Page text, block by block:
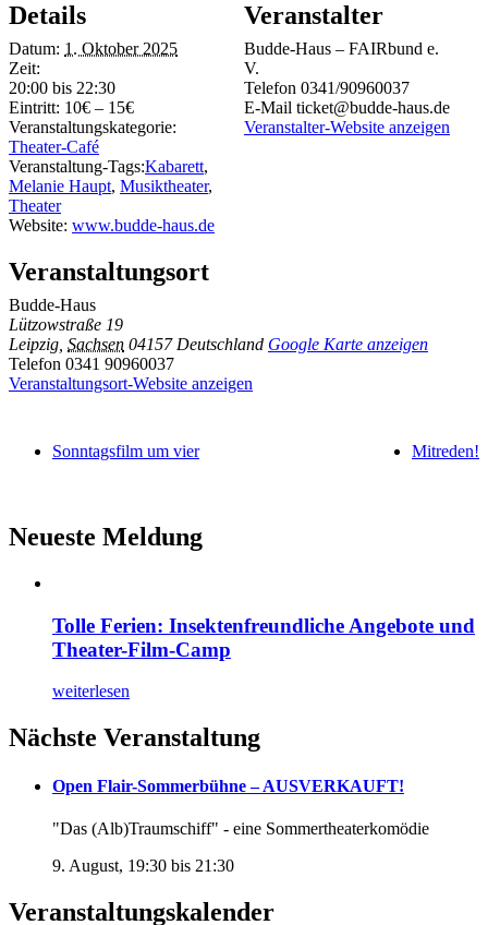
Details
Datum: 1. Oktober 2025
Zeit:
20:00 bis 22:30
Eintritt: 10€ – 15€
Veranstaltungskategorie:
Theater-Café
Veranstaltung-Tags:Kabarett,
Melanie Haupt, Musiktheater,
Theater
Website: www.budde-haus.de
Veranstaltungsort
Budde-Haus
Lützowstraße 19
Leipzig Sachsen 04157 Deutschland Google Karte anzeigen
Telefon 0341 90960037
Veranstaltungsort-Website anzeigen
Veranstalter
Budde-Haus – FAIRbund e.
V.
Telefon 0341/90960037
E-Mail ticket@budde-haus.de
Veranstalter-Website anzeigen
Sonntagsfilm um vier Mitreden!
Neueste Meldung
Tolle Ferien: Insektenfreundliche Angebote und
Theater-Film-Camp
weiterlesen
Nächste Veranstaltung
Open Flair-Sommerbühne – AUSVERKAUFT!
"Das (Alb)Traumschiff" - eine Sommertheaterkomödie
9. August, 19:30 bis 21:30
Veranstaltungskalender